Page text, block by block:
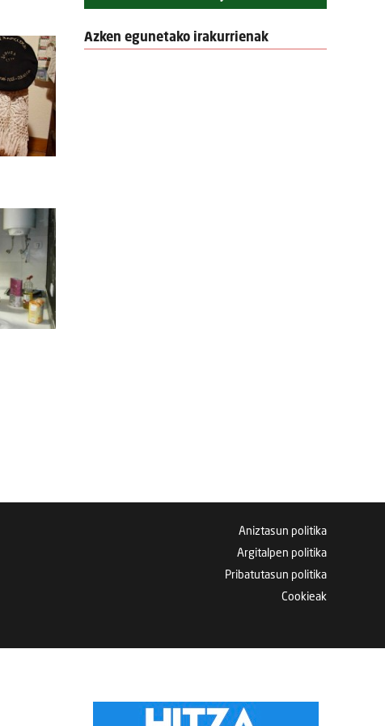
Azken egunetako irakurrienak
Aniztasun politika
Argitalpen politika
Pribatutasun politika
Cookieak